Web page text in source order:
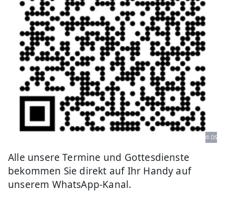
© DS
Alle unsere Termine und Gottesdienste
bekommen Sie direkt auf Ihr Handy auf
unserem WhatsApp-Kanal.